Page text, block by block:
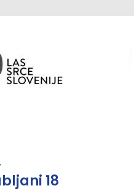
18